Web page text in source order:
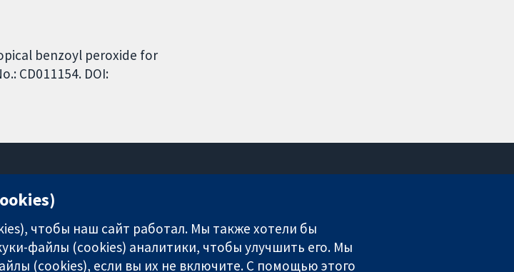
benzoyl peroxide for
CD011154. DOI:
Пресс-служба
О нас
Работа
чтобы наш сайт работал. Мы также хотели бы
файлы (cookies) аналитики, чтобы улучшить его. Мы
(cookies), если вы их не включите. С помощью этого